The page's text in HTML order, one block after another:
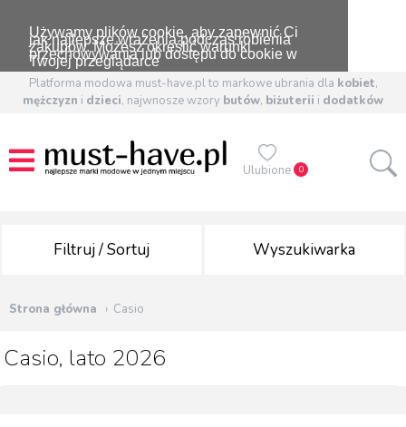
Używamy plików cookie, aby zapewnić Ci
jak najlepsze wrażenia podczas robienia
zakupów. Możesz określić warunki
przechowywania lub dostępu do cookie w
Twojej przeglądarce
Platforma modowa must-have.pl to markowe ubrania dla kobiet,
mężczyzn i dzieci, najwnosze wzory butów, biżuterii i dodatków
Ulubione 0
Filtruj / Sortuj Wyszukiwarka
Strona główna Casio
Casio, lato 2026